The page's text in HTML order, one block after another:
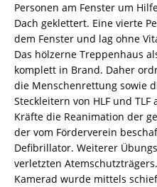
Personen am Fenster um
Dach geklettert. Eine vierte
dem Fenster und lag ohne
Das hölzerne Treppenhaus
komplett in Brand. Daher
die Menschenrettung sowie
Steckleitern von HLF und
Kräfte die Reanimation der
der vom Förderverein
Defibrillator. Weiterer
verletzten
Kamerad wurde mittels